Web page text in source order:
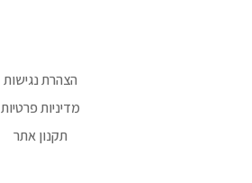
הצהרת נגישות
מדיניות פרטיות
תקנון אתר